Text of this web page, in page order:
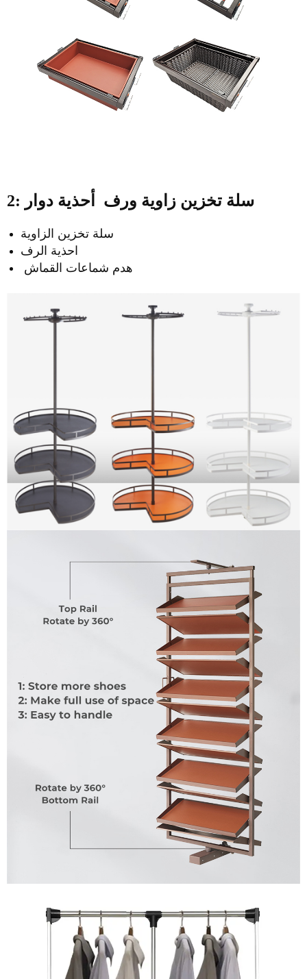
2: سلة تخزين زاوية ورف أحذية دوار
سلة تخزين الزاوية
احذية الرف
هدم شماعات القماش